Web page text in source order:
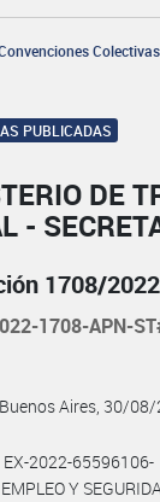
PUBLICADAS
DE
-
1708/2022
1708-APN-
Aires, 30/
2022-
Y